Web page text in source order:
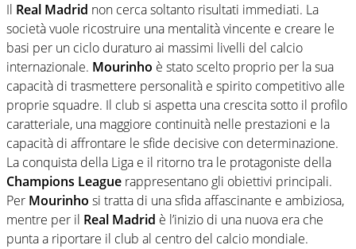
Il Real Madrid non cerca soltanto risultati immediati. La
società vuole ricostruire una mentalità vincente e creare le
basi per un ciclo duraturo ai massimi livelli del calcio
internazionale. Mourinho è stato scelto proprio per la sua
capacità di trasmettere personalità e spirito competitivo alle
proprie squadre. Il club si aspetta una crescita sotto il profilo
caratteriale, una maggiore continuità nelle prestazioni e la
capacità di affrontare le sfide decisive con determinazione.
La conquista della Liga e il ritorno tra le protagoniste della
Champions League rappresentano gli obiettivi principali.
Per Mourinho si tratta di una sfida affascinante e ambiziosa,
mentre per il Real Madrid è l’inizio di una nuova era che
punta a riportare il club al centro del calcio mondiale.